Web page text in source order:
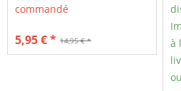
commandé
14,95 € *
5,95 € *
à